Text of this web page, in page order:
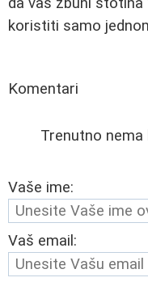
da vas zbuni
koristiti samo
Komentari
Trenutno
Vaše ime:
Vaš email: